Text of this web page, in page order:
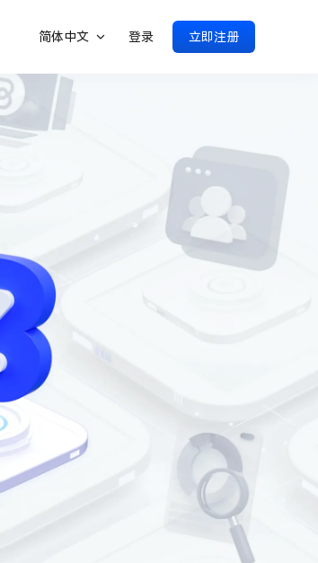
简体中文 登录 立即注册